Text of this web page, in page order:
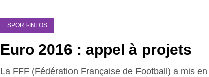
SPORT-INFOS
Euro 2016 : appel à projets
La FFF (Fédération Française de Football) a mis en